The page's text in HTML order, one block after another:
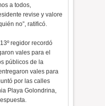
a todos,
revise y valore
no”, ratificó.
regidor recordó
vales para el
públicos de la
vales para
por las calles
Playa Golondrina,